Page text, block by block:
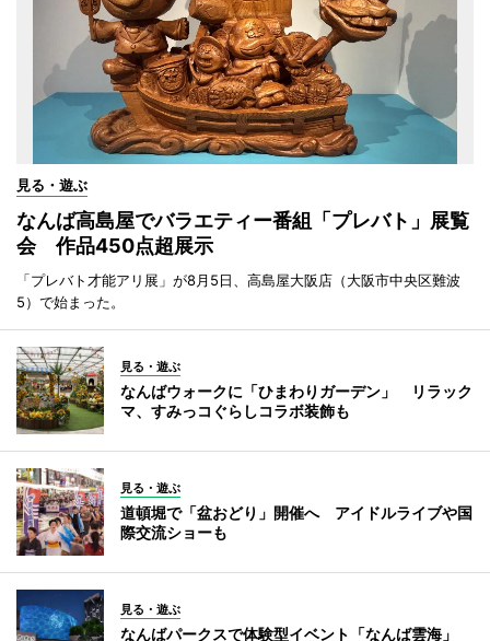
見る・遊ぶ
なんば高島屋でバラエティー番組「プレバト」展覧
会 作品450点超展示
「プレバト才能アリ展」が8月5日、高島屋大阪店（大阪市中央区難波
5）で始まった。
見る・遊ぶ
なんばウォークに「ひまわりガーデン」 リラック
マ、すみっコぐらしコラボ装飾も
見る・遊ぶ
道頓堀で「盆おどり」開催へ アイドルライブや国
際交流ショーも
見る・遊ぶ
なんばパークスで体験型イベント「なんば雲海」